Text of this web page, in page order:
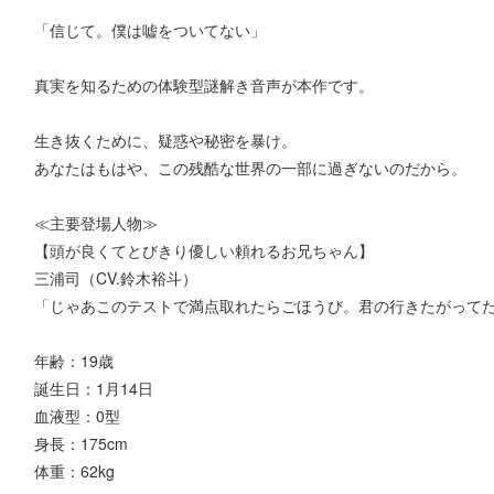
「信じて。僕は嘘をついてない」
真実を知るための体験型謎解き音声が本作です。
生き抜くために、疑惑や秘密を暴け。
あなたはもはや、この残酷な世界の一部に過ぎないのだから。
≪主要登場人物≫
【頭が良くてとびきり優しい頼れるお兄ちゃん】
三浦司（CV.鈴木裕斗）
「じゃあこのテストで満点取れたらごほうび。君の行きたがって
年齢：19歳
誕生日：1月14日
血液型：0型
身長：175cm
体重：62kg